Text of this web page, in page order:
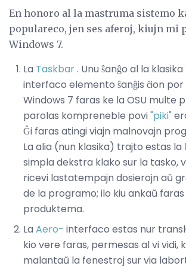
En honoro al la mastruma sistemo
populareco, jen ses aferoj, kiujn mi
Windows 7.
La Taskbar. Unu ŝanĝo al la
interfaco elemento ŝanĝis ĉion por
Windows 7 faras ke la OSU multe
parolas kompreneble povi"piki"
Ĝi faras atingi viajn malnovajn
La alia (nun klasika) trajto estas la
simpla dekstra klako sur la tasko,
ricevi lastatempajn dosierojn aŭ
de la programo; ilo kiu ankaŭ
produktema.
La Aero- interfaco estas nur
kio vere faras, permesas al vi vidi,
malantaŭ la fenestroj sur via